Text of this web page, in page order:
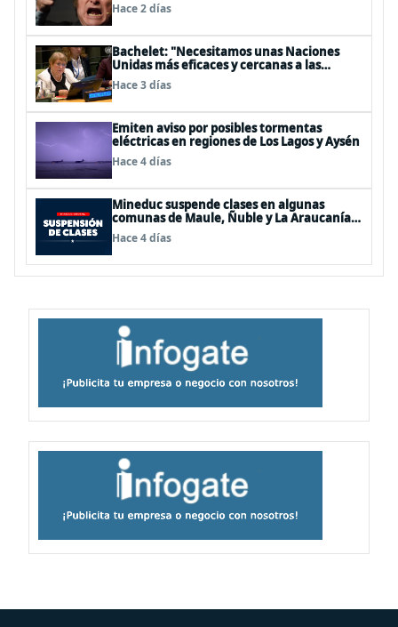
Hace 2 días
Bachelet: "Necesitamos unas Naciones
Unidas más eficaces y cercanas a las
personas"
Hace 3 días
Emiten aviso por posibles tormentas
eléctricas en regiones de Los Lagos y Aysén
Hace 4 días
Mineduc suspende clases en algunas
comunas de Maule, Ñuble y La Araucanía
para este lunes
Hace 4 días